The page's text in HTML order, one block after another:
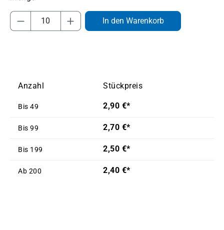
Produkt Anzahl: Gib den gewünschten
In den Warenkorb
Anzahl Stückpreis
Bis 49 2,90 €*
Bis 99 2,70 €*
Bis 199 2,50 €*
Ab 200 2,40 €*